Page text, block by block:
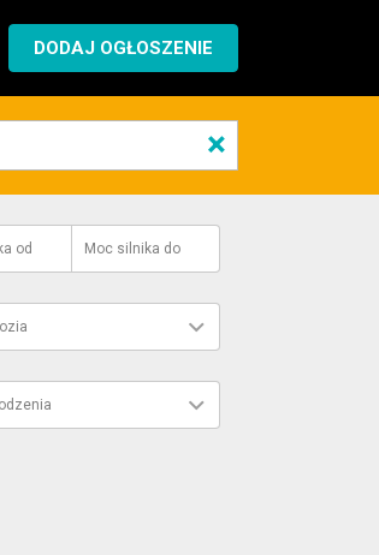
DODAJ OGŁOSZENIE
×
od Moc silnika do